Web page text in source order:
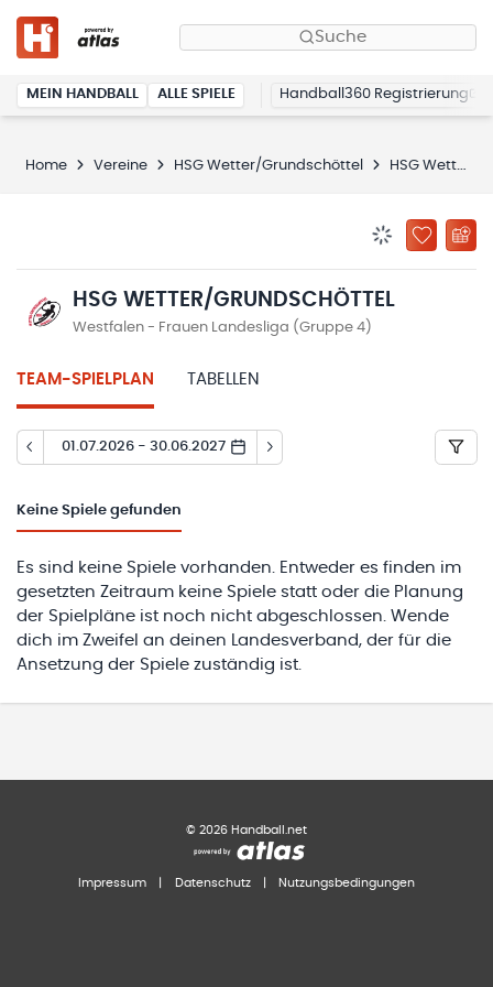
Suche
MEIN HANDBALL ALLE SPIELE Handball360 Registrierung
Home Vereine HSG Wetter/Grundschöttel HSG Wetter/Grundschöttel
ZU
HSG WETTER/GRUNDSCHÖTTEL
Westfalen - Frauen Landesliga (Gruppe 4)
TEAM-SPIELPLAN TABELLEN
01.07.2026 - 30.06.2027
Keine Spiele gefunden
Es sind keine Spiele vorhanden. Entweder es finden im
gesetzten Zeitraum keine Spiele statt oder die Planung
der Spielpläne ist noch nicht abgeschlossen. Wende
dich im Zweifel an deinen Landesverband, der für die
Ansetzung der Spiele zuständig ist.
© 2026 Handball.net
Impressum Datenschutz Nutzungsbedingungen